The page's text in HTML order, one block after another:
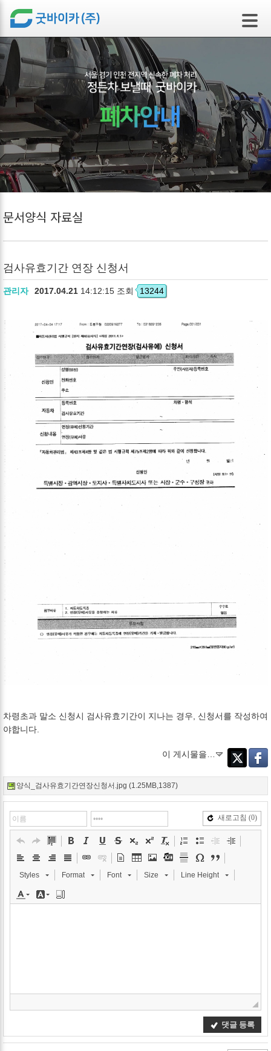
본문 바로가기
문서양식 자료실
검사유효기간 연장 신청서
관리자 2017.04.21 14:12:15 조회 13244
차령초과 말소 신청시 검사유효기간이 지나는 경우, 신청서를 작성하여
야합니다.
이 게시물을…
Twitter
양식_검사유효기간연장신청서.jpg (1.25MB,1387)
새로고침 (0)
Styles Format Font Size Line Height
댓글 등록